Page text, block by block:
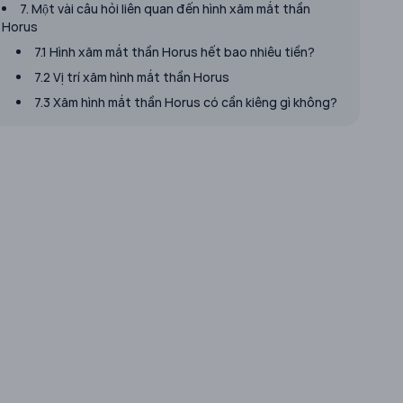
7. Một vài câu hỏi liên quan đến hình xăm mắt thần
Horus
7.1 Hình xăm mắt thần Horus hết bao nhiêu tiền?
7.2 Vị trí xăm hình mắt thần Horus
7.3 Xăm hình mắt thần Horus có cần kiêng gì không?